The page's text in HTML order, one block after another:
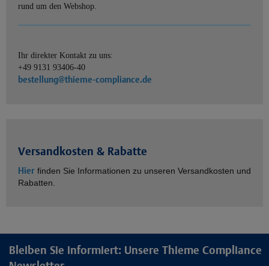
rund um den Webshop.
Ihr direkter Kontakt zu uns:
+49 9131 93406-40
bestellung@thieme-compliance.de
Versandkosten & Rabatte
Hier finden Sie Informationen zu unseren Versandkosten und
Rabatten.
Bleiben Sie informiert: Unsere Thieme Compliance